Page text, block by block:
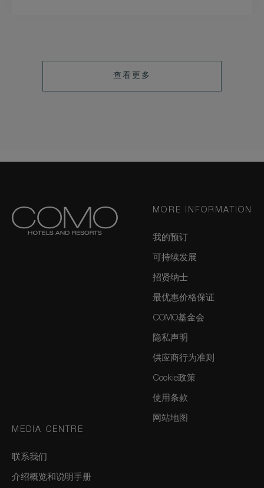
查看更多
MORE INFORMATION
我的预订
可持续发展
招贤纳士
最优惠价格保证
COMO基金会
隐私声明
供应商行为准则
Cookie政策
使用条款
网站地图
MEDIA CENTRE
联系我们
介绍概览和说明手册